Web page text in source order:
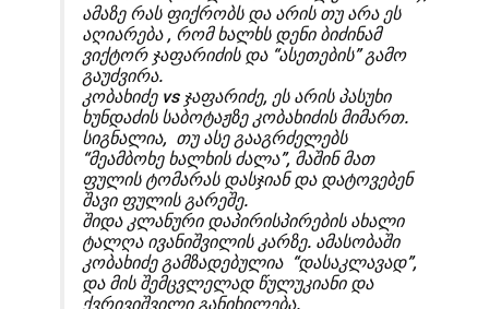
ამაზე რას ფიქრობს და არის თუ არა ეს
აღიარება , რომ ხალხს დენი ბიძინამ
ვიქტორ ჯაფარიძის და “ასეთების” გამო
გაუძვირა.
კობახიძე vs ჯაფარიძე, ეს არის პასუხი
ხუნდაძის საბოტაჟზე კობახიძის მიმართ.
სიგნალია, თუ ასე გააგრძელებს
“მეამბოხე ხალხის ძალა”, მაშინ მათ
ფულის ტომარას დასჯიან და დატოვებენ
შავი ფულის გარეშე.
შიდა კლანური დაპირისპირების ახალი
ტალღა ივანიშვილის კარზე. ამასობაში
კობახიძე გამზადებულია “დასაკლავად”,
და მის შემცვლელად წულუკიანი და
ქვრივიშვილი განიხილება.